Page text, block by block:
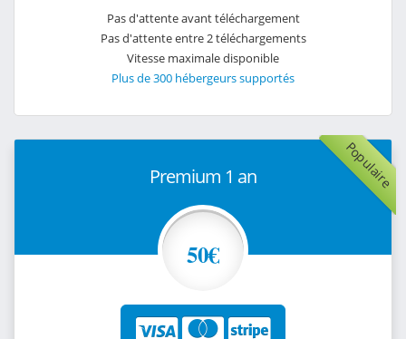
Pas d'attente avant téléchargement
Pas d'attente entre 2 téléchargements
Vitesse maximale disponible
Plus de 300 hébergeurs supportés
Populaire
Premium 1 an
50€